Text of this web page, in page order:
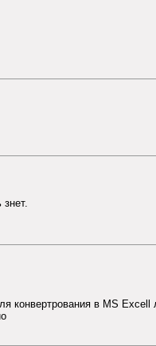
конвертрования в MS Excell